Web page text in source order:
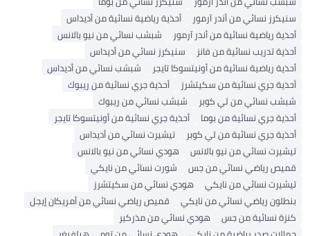
سنيكرز نسائي من أندر آرمور
أحذية رياضية نسائية من أديداس
أحذية رياضية نسائية من أندر آرمور
شبشب نسائي من نيو بالانس
أحذية تدريب نسائية من فانز
سنيكرز نسائي من أديداس
أحذية رياضية نسائية من أونيتسوكا تايجر
شبشب نسائي من أديداس
أحذية جري نسائية من سكيتشرز
أحذية جري نسائية من ريبوك
شبشب نسائي من لي كوبر
شبشب نسائي من ريبوك
أحذية جري نسائية من بوما
أحذية جري نسائية من أونيتسوكا تايجر
أحذية جري نسائية من لي كوبر
تيشيرت نسائي من أديداس
تيشيرت نسائي من نيو بالانس
هودي نسائي من نيو بالانس
قميص رياضي نسائي من جس
شورت نسائي من نايكي
تيشيرت نسائي من نايكي
هودي نسائي من سكيتشرز
بنطلون رياضي نسائي من نايكي
قميص رياضي نسائي من أمريكان إيجل
كنزة نسائية من جس
هودي نسائي من مذركير